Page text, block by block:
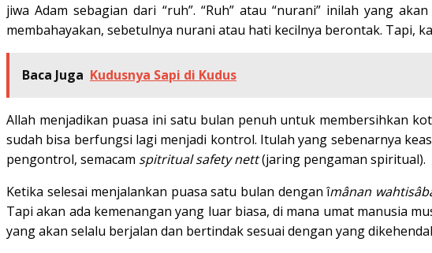
jiwa Adam sebagian dari “ruh”. “Ruh” atau “nurani” inilah yang
membahayakan, sebetulnya nurani atau hati kecilnya berontak. Tapi,
Baca Juga Kudusnya Sapi di Kudus
Allah menjadikan puasa ini satu bulan penuh untuk membersihkan
sudah bisa berfungsi lagi menjadi kontrol. Itulah yang sebenarnya
pengontrol, semacam spitritual safety nett(jaring pengaman spiritual).
Ketika selesai menjalankan puasa satu bulan dengan îmânan
Tapi akan ada kemenangan yang luar biasa, di mana umat manusia
yang akan selalu berjalan dan bertindak sesuai dengan yang